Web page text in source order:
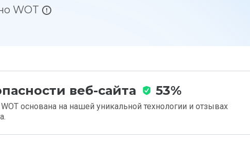
WOT
веб-сайта 53%
основана на нашей уникальной технологии и отзывах